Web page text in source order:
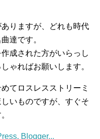
りますが、どれも時代
達です。
成された方がいらっし
ゃればお願いします。
てロスレスストリーミ
いものですが、すぐそ